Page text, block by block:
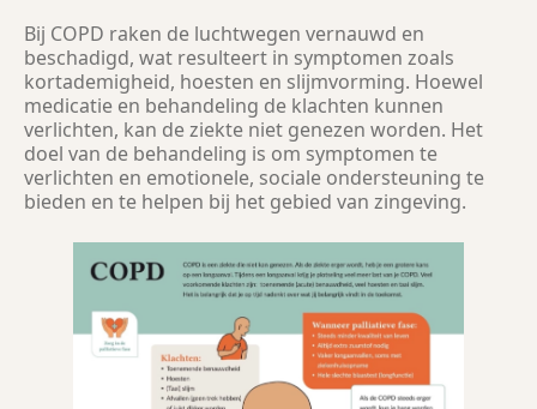
Bij COPD raken de luchtwegen vernauwd en
beschadigd, wat resulteert in symptomen zoals
kortademigheid, hoesten en slijmvorming. Hoewel
medicatie en behandeling de klachten kunnen
verlichten, kan de ziekte niet genezen worden. Het
doel van de behandeling is om symptomen te
verlichten en emotionele, sociale ondersteuning te
bieden en te helpen bij het gebied van zingeving.